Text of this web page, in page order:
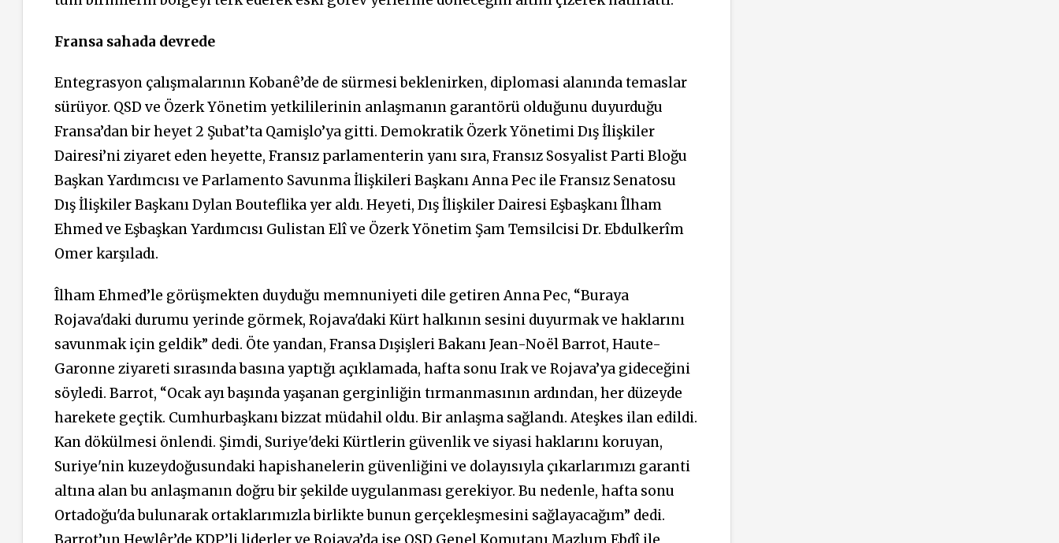
Fransa sahada devrede
Entegrasyon çalışmalarının Kobanê’de de sürmesi beklenirken, diplomasi alanında temaslar
sürüyor. QSD ve Özerk Yönetim yetkililerinin anlaşmanın garantörü olduğunu duyurduğu
Fransa’dan bir heyet 2 Şubat’ta Qamişlo’ya gitti. Demokratik Özerk Yönetimi Dış İlişkiler
Dairesi’ni ziyaret eden heyette, Fransız parlamenterin yanı sıra, Fransız Sosyalist Parti Bloğu
Başkan Yardımcısı ve Parlamento Savunma İlişkileri Başkanı Anna Pec ile Fransız Senatosu
Dış İlişkiler Başkanı Dylan Bouteflika yer aldı. Heyeti, Dış İlişkiler Dairesi Eşbaşkanı Îlham
Ehmed ve Eşbaşkan Yardımcısı Gulistan Elî ve Özerk Yönetim Şam Temsilcisi Dr. Ebdulkerîm
Omer karşıladı.
Îlham Ehmed’le görüşmekten duyduğu memnuniyeti dile getiren Anna Pec, “Buraya
Rojava'daki durumu yerinde görmek, Rojava'daki Kürt halkının sesini duyurmak ve haklarını
savunmak için geldik” dedi. Öte yandan, Fransa Dışişleri Bakanı Jean-Noël Barrot, Haute-
Garonne ziyareti sırasında basına yaptığı açıklamada, hafta sonu Irak ve Rojava’ya gideceğini
söyledi. Barrot, “Ocak ayı başında yaşanan gerginliğin tırmanmasının ardından, her düzeyde
harekete geçtik. Cumhurbaşkanı bizzat müdahil oldu. Bir anlaşma sağlandı. Ateşkes ilan edildi.
Kan dökülmesi önlendi. Şimdi, Suriye'deki Kürtlerin güvenlik ve siyasi haklarını koruyan,
Suriye'nin kuzeydoğusundaki hapishanelerin güvenliğini ve dolayısıyla çıkarlarımızı garanti
altına alan bu anlaşmanın doğru bir şekilde uygulanması gerekiyor. Bu nedenle, hafta sonu
Ortadoğu'da bulunarak ortaklarımızla birlikte bunun gerçekleşmesini sağlayacağım” dedi.